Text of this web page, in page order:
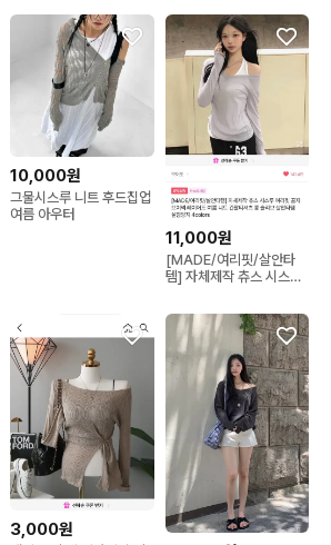
10,000원
그물시스루 니트 후드집업
여름 아우터
11,000원
[MADE/여리핏/살안타
템] 자체제작 츄스 시스루
어드 니트 긴
3,000원